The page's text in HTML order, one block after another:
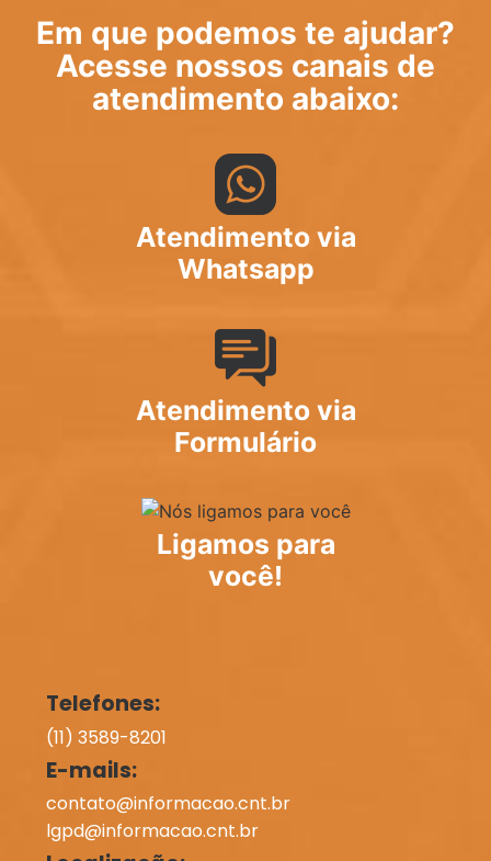
Em que podemos te ajudar?
Acesse nossos canais de
atendimento abaixo:
Atendimento via
Whatsapp
Atendimento via
Formulário
Ligamos para
você!
Telefones:
(11) 3589-8201
E-mails:
contato@informacao.cnt.br
lgpd@informacao.cnt.br